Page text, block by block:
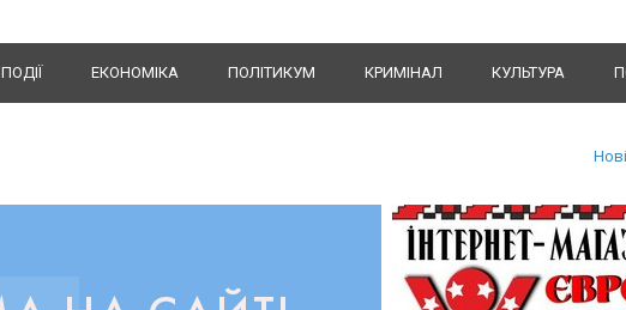
ПОДІЇ ЕКОНОМІКА ПОЛІТИКУМ КРИМІНАЛ КУЛЬТУРА